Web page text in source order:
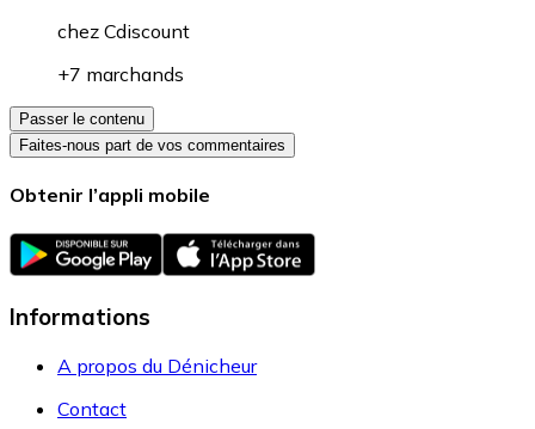
chez Cdiscount
+7 marchands
Passer le contenu
Faites-nous part de vos commentaires
Obtenir l’appli mobile
Informations
A propos du Dénicheur
Contact